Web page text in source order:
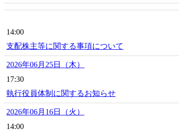
14:00
支配株主等に関する事項について
2026年06月25日（木）
17:30
執行役員体制に関するお知らせ
2026年06月16日（火）
14:00